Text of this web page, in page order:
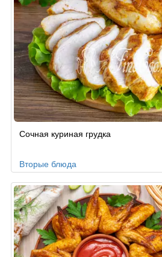
Сочная куриная грудка
Вторые блюда